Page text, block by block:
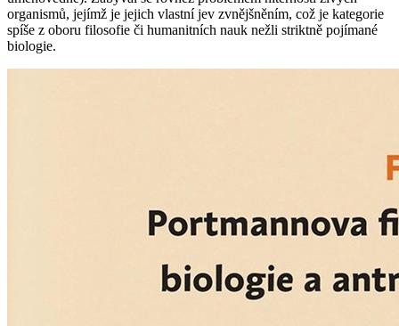
organismů, jejímž je jejich vlastní jev zvnějšněním, což je kategorie
spíše z oboru filosofie či humanitních nauk nežli striktně pojímané
biologie.